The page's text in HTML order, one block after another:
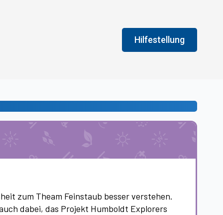
Hilfestellung
An der Farbe der
Aufgaben erledigen
zum Theam Feinstaub besser verstehen.
dabei, das Projekt Humboldt Explorers